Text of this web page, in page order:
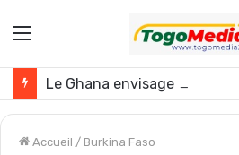
Menu
Le Ghana envisage des
Accueil / Burkina Faso